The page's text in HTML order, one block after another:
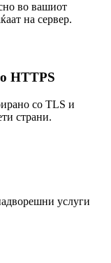
во вашиот
на сервер.
HTTPS
со TLS и
страни.
услуги